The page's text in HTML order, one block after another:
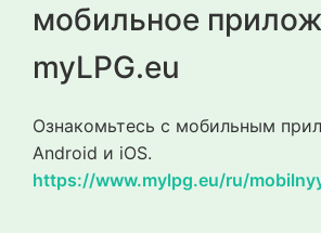
мобильное
myLPG.eu
Ознакомьтесь с мобильным
Android и iOS.
https://www.mylpg.eu/ru/